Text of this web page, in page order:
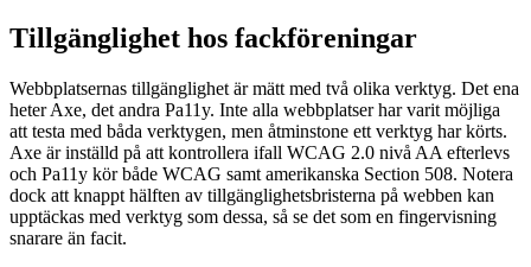
Tillgänglighet hos fack­föreningar
Webbplatsernas tillgänglighet är mätt med två olika verktyg. Det ena
heter Axe, det andra Pa11y. Inte alla webbplatser har varit möjliga
att testa med båda verktygen, men åtminstone ett verktyg har körts.
Axe är inställd på att kontrollera ifall WCAG 2.0 nivå AA efterlevs
och Pa11y kör både WCAG samt amerikanska Section 508. Notera
dock att knappt hälften av tillgänglighetsbristerna på webben kan
upptäckas med verktyg som dessa, så se det som en fingervisning
snarare än facit.